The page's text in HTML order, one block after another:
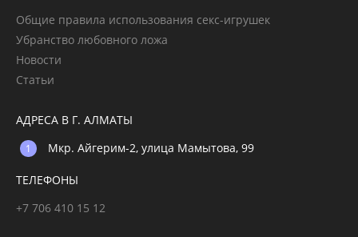
Общие правила использования секс-игрушек
Убранство любовного ложа
Новости
Статьи
АДРЕСА В Г. АЛМАТЫ
Мкр. Айгерим-2, улица Мамытова, 99
ТЕЛЕФОНЫ
+7 706 410 15 12